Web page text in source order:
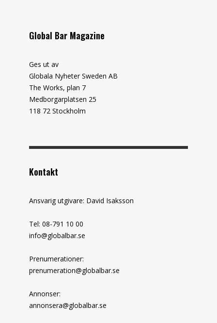
Global Bar Magazine
Ges ut av
Globala Nyheter Sweden AB
The Works, plan 7
Medborgarplatsen 25
118 72 Stockholm
Kontakt
Ansvarig utgivare: David Isaksson
Tel: 08-791 10 00
info@globalbar.se
Prenumerationer:
prenumeration@globalbar.se
Annonser:
annonsera@globalbar.se